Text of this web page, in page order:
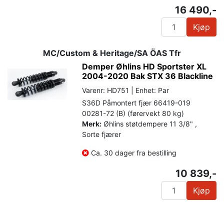
16 490,-
Kjøp
MC/Custom & Heritage/SA ÖAS Tfr
Demper Øhlins HD Sportster XL
2004-2020 Bak STX 36 Blackline
Varenr: HD751 | Enhet: Par
S36D Påmontert fjær 66419-019
00281-72 (B) (førervekt 80 kg)
Merk: Øhlins støtdempere 11 3/8" ,
Sorte fjærer
Ca. 30 dager fra bestilling
10 839,-
Kjøp